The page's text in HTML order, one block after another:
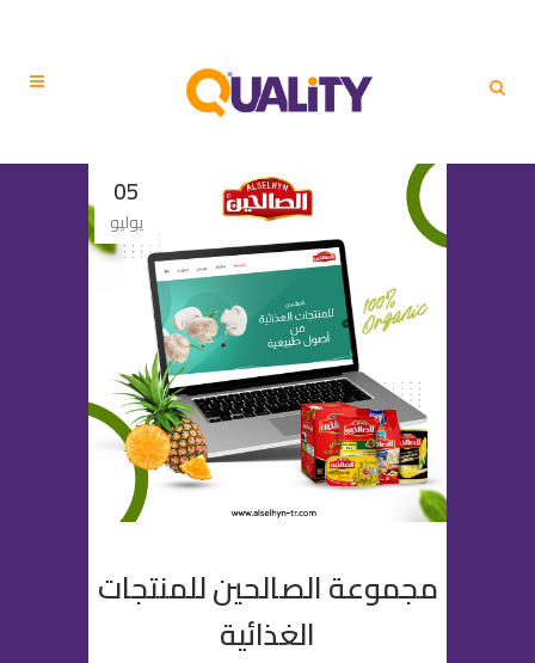
05
يوليو
مجموعة الصالحين للمنتجات
الغذائية